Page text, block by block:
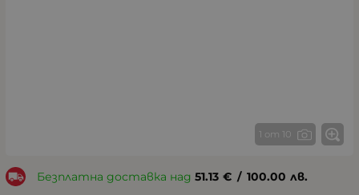
1 от 10
Безплатна доставка над 51.13 € / 100.00 лв.